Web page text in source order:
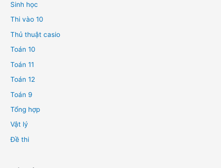
Sinh học
Thi vào 10
Thủ thuật casio
Toán 10
Toán 11
Toán 12
Toán 9
Tổng hợp
Vật lý
Đề thi